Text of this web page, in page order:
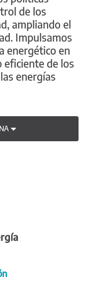
de los
ampliando el
Impulsamos
energético en
eficiente de los
energías